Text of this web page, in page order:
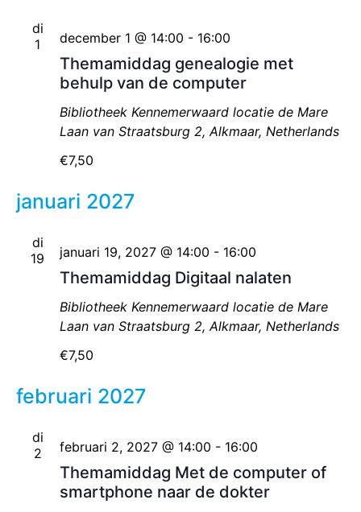
di
1
Themamiddag genealogie met
behulp van de computer
december 1 @ 14:00 - 16:00
Bibliotheek Kennemerwaard locatie de Mare
Laan van Straatsburg 2, Alkmaar, Netherlands
€7,50
januari 2027
di
19
Themamiddag Digitaal nalaten
januari 19, 2027 @ 14:00 - 16:00
Bibliotheek Kennemerwaard locatie de Mare
Laan van Straatsburg 2, Alkmaar, Netherlands
€7,50
februari 2027
di
2
Themamiddag Met de computer of
smartphone naar de dokter
februari 2, 2027 @ 14:00 - 16:00